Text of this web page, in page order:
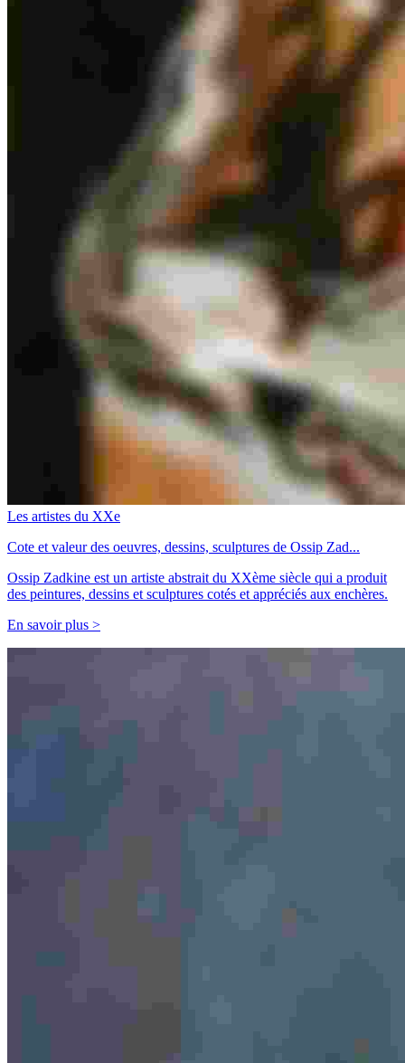
Les artistes du XXe
Cote et valeur des oeuvres, dessins, sculptures de Ossip Zad...
Ossip Zadkine est un artiste abstrait du XXème siècle qui a produit
des peintures, dessins et sculptures cotés et appréciés aux enchères.
En savoir plus >